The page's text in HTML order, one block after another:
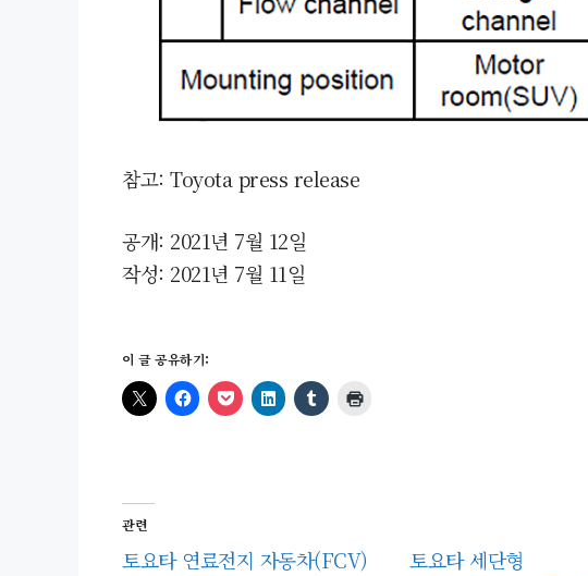
참고: Toyota press release
공개: 2021년 7월 12일
작성: 2021년 7월 11일
이 글 공유하기:
관련
토요타 연료전지 자동차(FCV)
토요타 세단형